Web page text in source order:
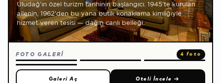
Uludağ'ın özel turizm tarihinin başlangıcı. 1945'te kurulan
ailenin, 1962'den bu yana butik konaklama kimliğiyle
hizmet veren tesisi — dağın canlı belleği.
FOTO GALERİ 4 foto
Galeri Aç Oteli İncele →